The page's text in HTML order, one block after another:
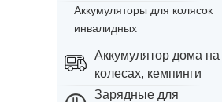
Аккумуляторы для колясок
инвалидных
Аккумулятор дома на
колесах, кемпинги
Зарядные для